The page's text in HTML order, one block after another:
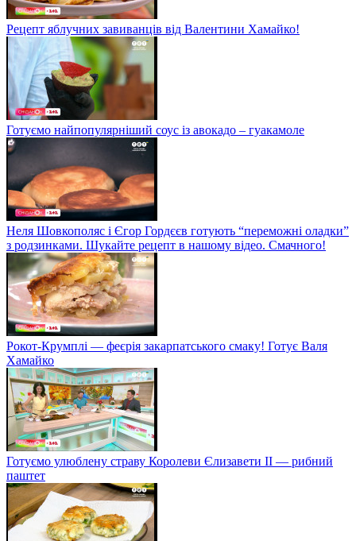
Рецепт яблучних завиванців від Валентини Хамайко!
Готуємо найпопулярніший соус із авокадо – гуакамоле
Неля Шовкополяс і Єгор Гордєєв готують “переможні оладки”
з родзинками. Шукайте рецепт в нашому відео. Смачного!
Рокот-Крумплі — феєрія закарпатського смаку! Готує Валя
Хамайко
Готуємо улюблену страву Королеви Єлизавети II — рибний
паштет